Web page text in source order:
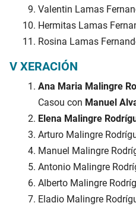
Valentin Lamas
Hermitas Lamas
Rosina Lamas
V XERACIÓN
Ana Maria Malingre
Casou con Manuel
Elena Malingre
Arturo Malingre
Manuel Malingre
Antonio Malingre
Alberto Malingre
Eladio Malingre